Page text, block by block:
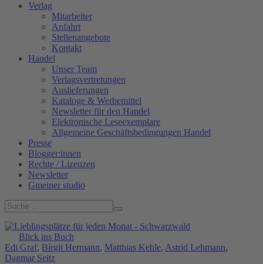
Verlag
Mitarbeiter
Anfahrt
Stellenangebote
Kontakt
Handel
Unser Team
Verlagsvertretungen
Auslieferungen
Kataloge & Werbemittel
Newsletter für den Handel
Elektronische Leseexemplare
Allgemeine Geschäftsbedingungen Handel
Presse
Blogger:innen
Rechte / Lizenzen
Newsletter
Gmeiner studio
Blick ins Buch
Edi Graf, Birgit Hermann, Matthias Kehle, Astrid Lehmann,
Dagmar Seitz